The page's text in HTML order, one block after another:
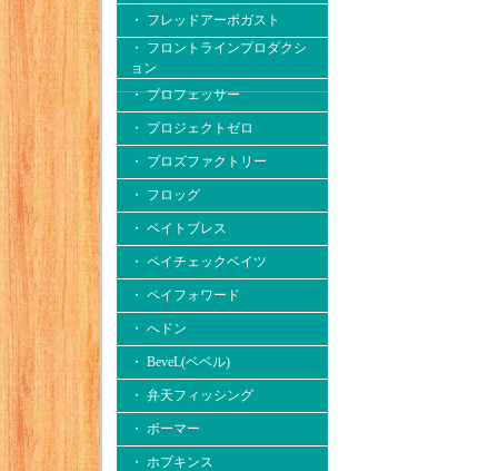
・ フレッドアーボガスト
・ フロントラインプロダクシ
ョン
・ プロフェッサー
・ プロジェクトゼロ
・ プロズファクトリー
・ フロッグ
・ ベイトブレス
・ ペイチェックベイツ
・ ペイフォワード
・ へドン
・ BeveL(ベベル)
・ 弁天フィッシング
・ ボーマー
・ ホプキンス